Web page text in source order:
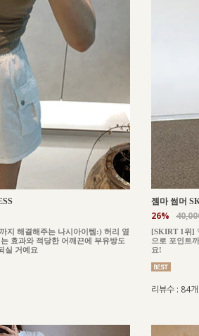
지 해결해주는 나시아이템:) 허리 옆
효과와 적당한 어깨끈에 부유방도
실 거예요
젬마 썸머
26%
[SKIRT 1위]
으로 포인트
요!
리뷰수 : 84개